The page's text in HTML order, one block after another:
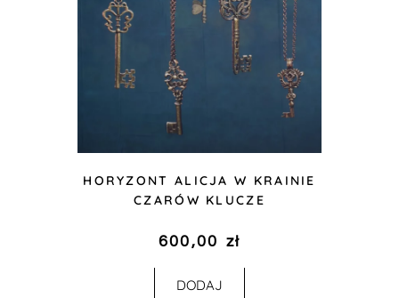
HORYZONT ALICJA W KRAINIE
CZARÓW KLUCZE
600,00 zł
DODAJ